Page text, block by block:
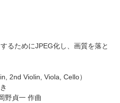
るためにJPEG化し、画質を落と
2nd Violin, Viola, Cello）
野貞一 作曲